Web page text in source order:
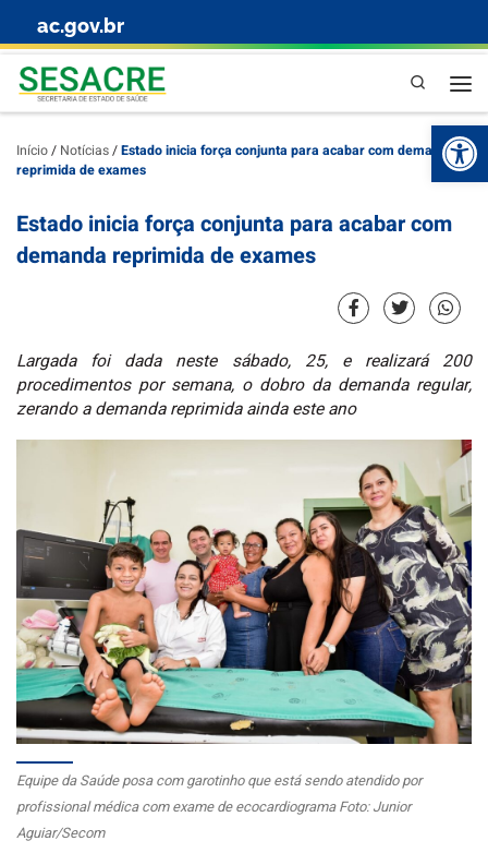
Skip to content
ac.gov.br
Pesquisa
Início/ Notícias/Estado inicia força conjunta para acabar com demanda
reprimida de exames
Estado inicia força conjunta para acabar com
demanda reprimida de exames
Largada foi dada neste sábado, 25, e realizará 200
procedimentos por semana, o dobro da demanda regular,
zerando a demanda reprimida ainda este ano
Equipe da Saúde posa com garotinho que está sendo atendido por
profissional médica com exame de ecocardiograma Foto: Junior
Aguiar/Secom